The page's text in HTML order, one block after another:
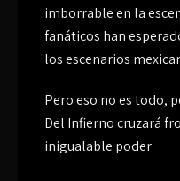
imborrable en la
fanáticos han
los escenarios
Pero eso no es todo,
Del Infierno cruzará
inigualable poder